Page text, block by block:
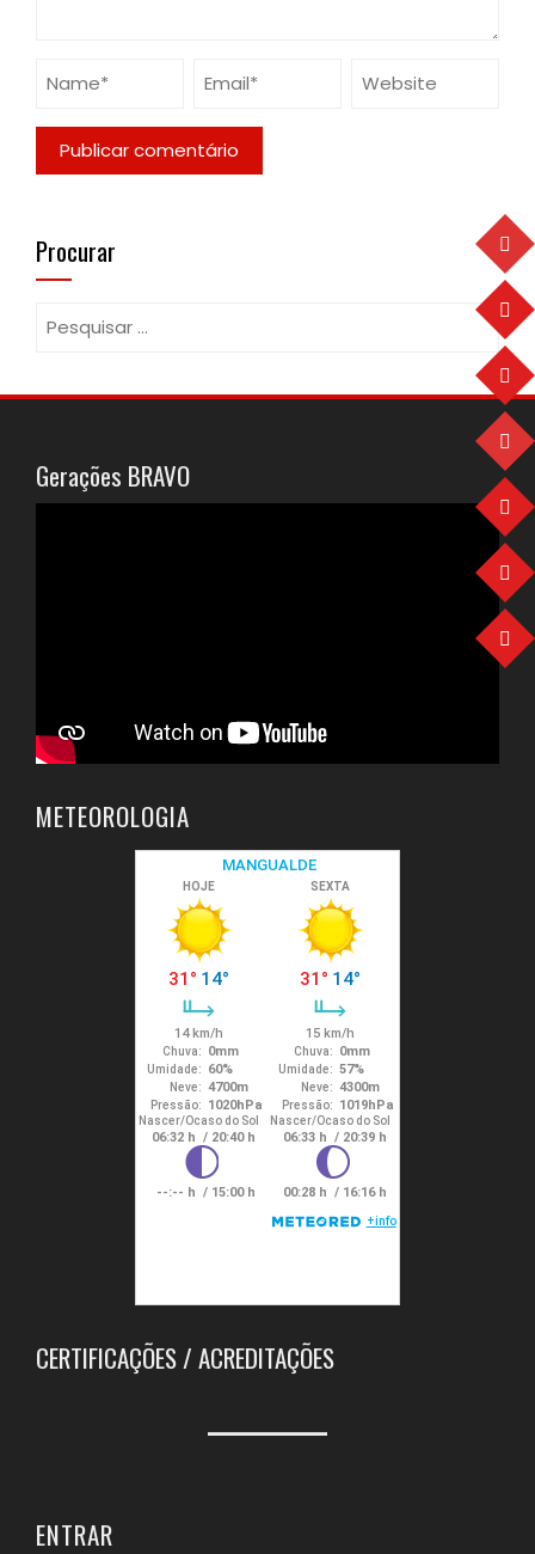
Procurar
Pesquisar
Gerações BRAVO
METEOROLOGIA
CERTIFICAÇÕES / ACREDITAÇÕES
ENTRAR